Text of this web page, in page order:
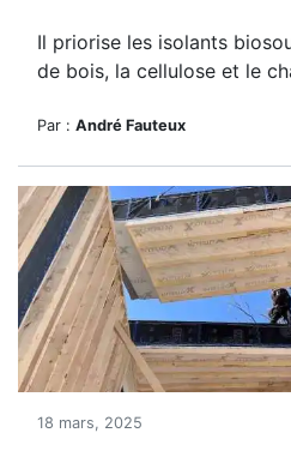
Il priorise les isolants
de bois, la cellulose et le
Par : André Fauteux
18 mars, 2025